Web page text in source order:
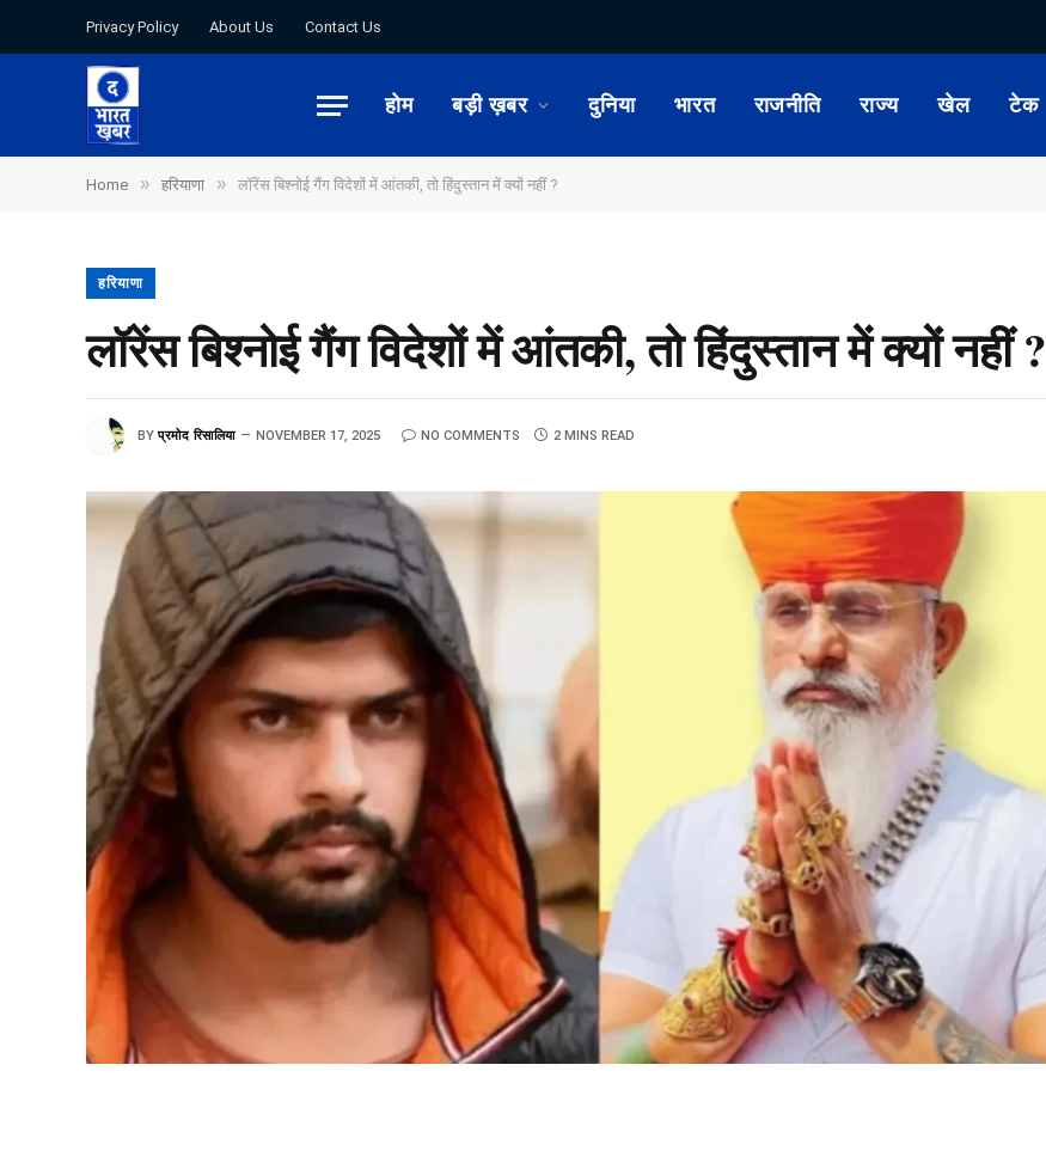
Privacy Policy About Us Contact Us
होम बड़ी ख़बर दुनिया भारत राजनीति राज्य खेल टेक
Home » हरियाणा » लॉरेंस बिश्नोई गैंग विदेशों में आंतकी, तो हिंदुस्तान में क्यों नहीं ?
हरियाणा
लॉरेंस बिश्नोई गैंग विदेशों में आंतकी, तो हिंदुस्तान में क्यों नहीं ?
BY प्रमोद रिसालिया NOVEMBER 17, 2025 NO COMMENTS 2 MINS READ